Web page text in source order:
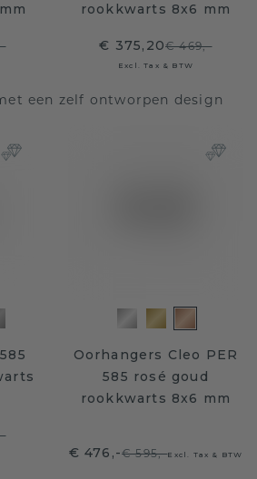
rookkwarts 8x6 mm
€ 375,20€ 469,-
Excl. Tax & BTW
een zelf ontworpen design
Oorhangers Cleo PER
585 rosé goud
rookkwarts 8x6 mm
€ 476,-€ 595,-Excl. Tax & BTW